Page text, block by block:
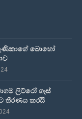
බොහෝ
ලිට්රෝ ගෑස්
තීරණය කරයි